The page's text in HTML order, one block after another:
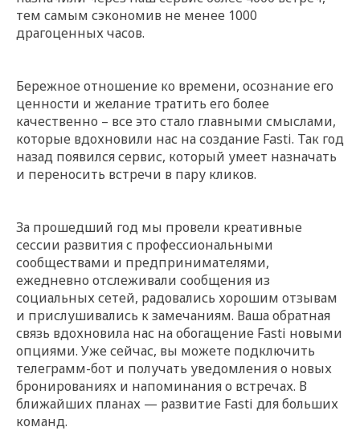
тем самым сэкономив не менее 1000
драгоценных часов.
Бережное отношение ко времени, осознание его
ценности и желание тратить его более
качественно – все это стало главными смыслами,
которые вдохновили нас на создание Fasti. Так год
назад появился сервис, который умеет назначать
и переносить встречи в пару кликов.
За прошедший год мы провели креативные
сессии развития с профессиональными
сообществами и предпринимателями,
ежедневно отслеживали сообщения из
социальных сетей, радовались хорошим отзывам
и прислушивались к замечаниям. Ваша обратная
связь вдохновила нас на обогащение Fasti новыми
опциями. Уже сейчас, вы можете подключить
телеграмм-бот и получать уведомления о новых
бронированиях и напоминания о встречах. В
ближайших планах — развитие Fasti для больших
команд.